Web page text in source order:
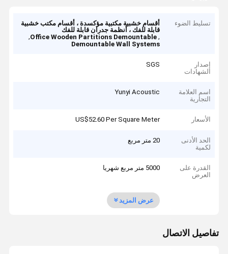
تسليط الضوء
أقسام خشبية مكتبية مؤكسدة ، أقسام مكتب خشبية
قابلة للفك ، أنظمة جدران قابلة للفك
,
Office Wooden Partitions Demountable
,
Demountable Wall Systems
إصدار
الشهادات
SGS
اسم العلامة
التجارية
Yunyi Acoustic
الأسعار US$52.60 Per Square Meter
الحد الأدنى
لكمية
20 متر مربع
القدرة على
العرض
5000 متر مربع شهريا
عرض المزيد
تفاصيل الاتصال